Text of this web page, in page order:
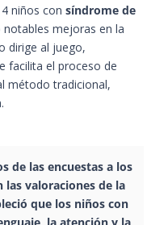
niños con síndrome de
mejoras en la
dirige al juego,
facilita el proceso de
método tradicional,
de las encuestas a los
las valoraciones de la
que los niños con